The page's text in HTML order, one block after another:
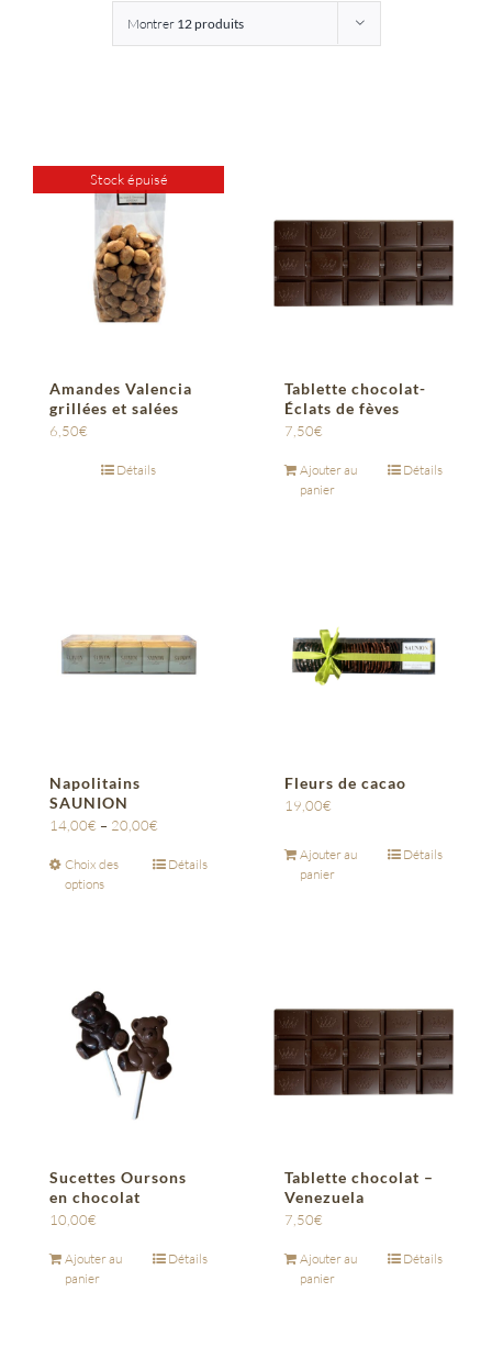
Montrer 12 produits
Stock épuisé
Amandes Valencia
grillées et salées
6,50€
Détails
Tablette chocolat-
Éclats de fèves
7,50€
Ajouter au
panier
Détails
Napolitains
SAUNION
14,00€ – 20,00€
Choix des
options
Détails
Fleurs de cacao
19,00€
Ajouter au
panier
Détails
Sucettes Oursons
en chocolat
10,00€
Ajouter au
panier
Détails
Tablette chocolat –
Venezuela
7,50€
Ajouter au
panier
Détails